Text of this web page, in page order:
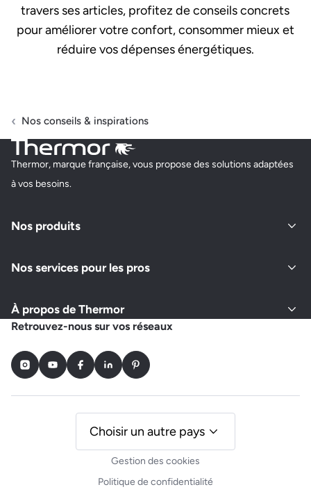
travers ses articles, profitez de conseils concrets
pour améliorer votre confort, consommer mieux et
réduire vos dépenses énergétiques.
Nos conseils & inspirations
Thermor, marque française, vous propose des solutions adaptées
à vos besoins.
Nos produits
Nos services pour les pros
À propos de Thermor
Retrouvez-nous sur vos réseaux
InstagramYoutubeFacebookLinkedInPinterest
Gestion des cookies
Politique de confidentialité
Choisir un autre pays